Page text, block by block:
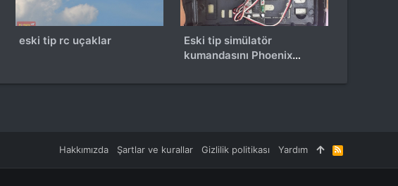
eski tip rc uçaklar
Eski tip simülatör
kumandasını Phoenix
kullanamıyorum.
Hakkımızda Şartlar ve kurallar Gizlilik politikası Yardım
R
S
S